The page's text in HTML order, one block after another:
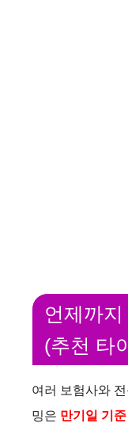
언제까
(추천 타
여러 보험사와
밍은 만기일 기